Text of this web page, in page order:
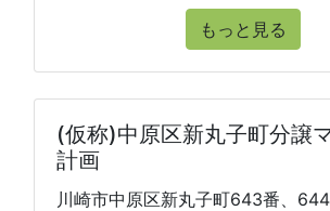
もっと見る
(仮称)中原区新丸子町分譲
計画
川崎市中原区新丸子町643番、